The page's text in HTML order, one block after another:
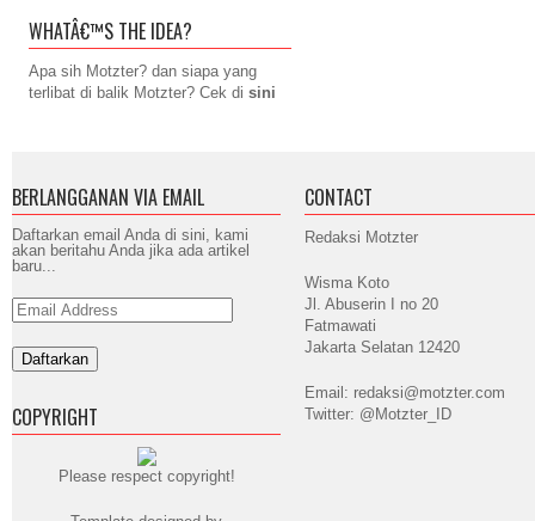
WHATÂ€™S THE IDEA?
Apa sih Motzter? dan siapa yang
terlibat di balik Motzter? Cek di sini
BERLANGGANAN VIA EMAIL
Daftarkan email Anda di sini, kami
akan beritahu Anda jika ada artikel
baru...
Email
Address
COPYRIGHT
Please respect copyright!
CONTACT
Redaksi Motzter
Wisma Koto
Jl. Abuserin I no 20
Fatmawati
Jakarta Selatan 12420
Email: redaksi@motzter.com
Twitter: @Motzter_ID